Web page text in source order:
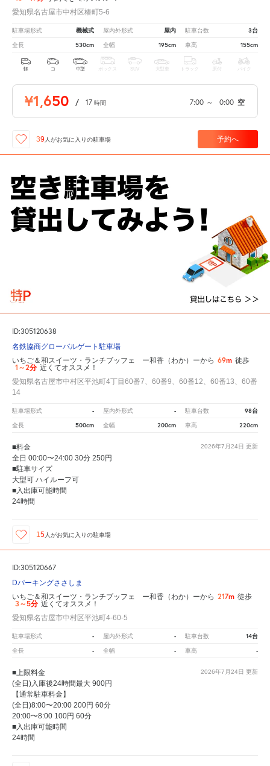
愛知県名古屋市中村区椿町5-6
駐車場形式 機械式 屋内外形式 屋内 駐車台数 3台
全長 530cm 全幅 195cm 車高 155cm
軽 コ 中型 ボックス SUV 大型車 トラック 原付 バイク
¥1,650 / 17 時間 7:00 ～ 0:00 空
39 人がお気に入りの駐車場 予約へ
ID:305120638
名鉄協商グローバルゲート駐車場
いちご＆和スイーツ・ランチブッフェ ー和香（わか）ーから 69m 徒歩
1～2分 近くてオススメ！
愛知県名古屋市中村区平池町4丁目60番7、60番9、60番12、60番13、60番
14
駐車場形式 - 屋内外形式 - 駐車台数 98台
全長 500cm 全幅 200cm 車高 220cm
2026年7月24日 更新
■料金
全日 00:00〜24:00 30分 250円
■駐車サイズ
大型可 ハイルーフ可
■入出庫可能時間
24時間
15人がお気に入りの駐車場
ID:305120667
Dパーキングささしま
いちご＆和スイーツ・ランチブッフェ ー和香（わか）ーから 217m 徒歩
3～5分 近くてオススメ！
愛知県名古屋市中村区平池町4-60-5
駐車場形式 - 屋内外形式 - 駐車台数 14台
全長 - 全幅 - 車高 -
2026年7月24日 更新
■上限料金
(全日)入庫後24時間最大 900円
【通常駐車料金】
(全日)8:00〜20:00 200円 60分
20:00〜8:00 100円 60分
■入出庫可能時間
24時間